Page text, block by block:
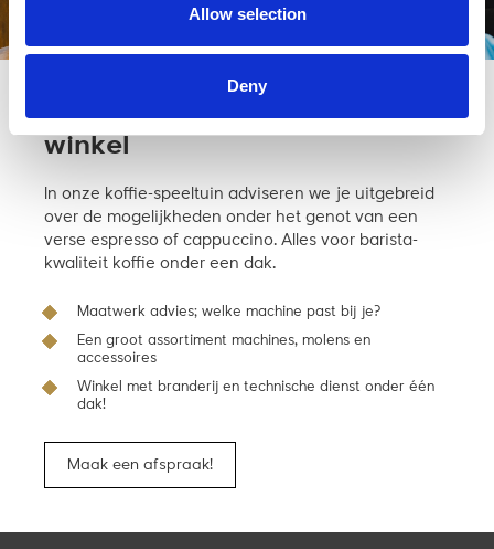
Allow selection
Deny
Kom langs en bekijk ‘m in de
winkel
In onze koffie-speeltuin adviseren we je uitgebreid
over de mogelijkheden onder het genot van een
verse espresso of cappuccino. Alles voor barista-
kwaliteit koffie onder een dak.
Maatwerk advies; welke machine past bij je?
Een groot assortiment machines, molens en
accessoires
Winkel met branderij en technische dienst onder één
dak!
Maak een afspraak!